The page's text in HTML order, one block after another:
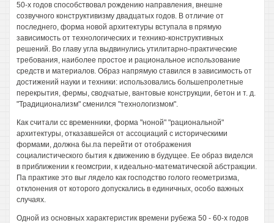
50-х годов способствовал рождению направления, внешне
созвучного конструктивизму двадцатых годов. В отличие от
последнего, форма новой архитектуры вступала в прямую
зависимость от технологических и технико-конструктивных
решений. Во главу угла выдвинулись утилитарно-практические
требования, наиболее простое и рациональное использование
средств и материалов. Образ напрямую ставился в зависимость от
достижений науки и техники: использовались большепролетные
перекрытия, фермы, сводчатые, вантовые конструкции, бетон и т. д.
"Традиционализм" сменился "технологизмом".
Как считали сс временники, форма "ноной" "рациональной"
архитектуры, отказавшейся от ассоциаций с историческими
формами, должна 6ы.па перейти от отображения
социалистического бытия к движению в будущее. Ее образ виделся
в приближении к геомсгрии, к идеально-математической абстракции.
Па практике это выг лядело как господство голого геометризма,
отклонения от которого допускались в единичных, особо важных
случаях.
Одной из основных характеристик времени рубежа 50 - 60-х годов